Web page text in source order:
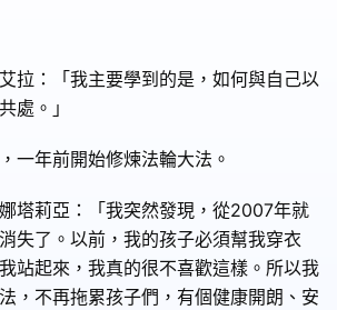
拉：「我主要學到的是，如何與自己以
處。」
一年前開始修煉法輪大法。
塔莉亞：「我突然發現，從2007年就
失了。以前，我的孩子必須幫我穿衣
站起來，我真的很不喜歡這樣。所以我
，不再拖累孩子們，有個健康開朗、安